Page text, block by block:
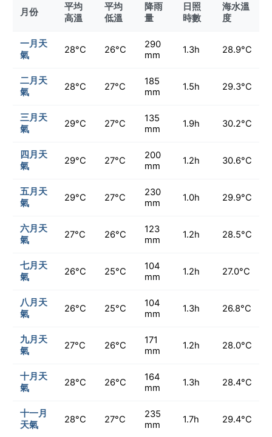
月份
平均
高溫
平均
低溫
降雨
量
日照
時數
海水溫
度
一月天
氣
28°C 26°C
290
mm
1.3h 28.9°C
二月天
氣
28°C 27°C
185
mm
1.5h 29.3°C
三月天
氣
29°C 27°C
135
mm
1.9h 30.2°C
四月天
氣
29°C 27°C
200
mm
1.2h 30.6°C
五月天
氣
29°C 27°C
230
mm
1.0h 29.9°C
六月天
氣
27°C 26°C
123
mm
1.2h 28.5°C
七月天
氣
26°C 25°C
104
mm
1.2h 27.0°C
八月天
氣
26°C 25°C
104
mm
1.3h 26.8°C
九月天
氣
27°C 26°C
171
mm
1.2h 28.0°C
十月天
氣
28°C 26°C
164
mm
1.3h 28.4°C
十一月
天氣
28°C 27°C
235
mm
1.7h 29.4°C